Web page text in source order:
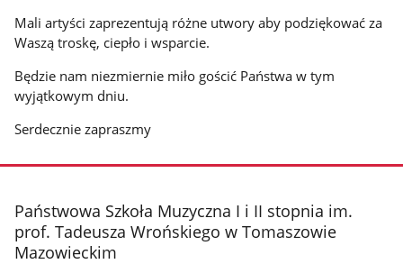
Mali artyści zaprezentują różne utwory aby podziękować za
Waszą troskę, ciepło i wsparcie.
Będzie nam niezmiernie miło gościć Państwa w tym
wyjątkowym dniu.
Serdecznie zapraszmy
stopka
Państwowa Szkoła Muzyczna I i II stopnia im.
prof. Tadeusza Wrońskiego w Tomaszowie
Mazowieckim